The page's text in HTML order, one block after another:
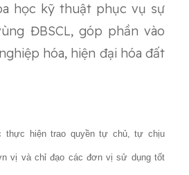
học kỹ thuật phục vụ sự
ĐBSCL, góp phần vào
hóa, hiện đại hóa đất
thực hiện trao quyền tự chủ, tự chịu
vị và chỉ đạo các đơn vị sử dụng tốt